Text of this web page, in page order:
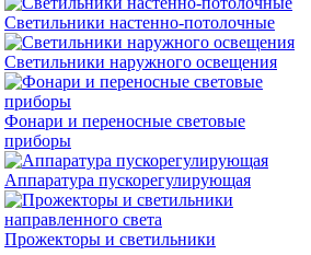
Светильники настенно-потолочные
Светильники наружного освещения
Фонари и переносные световые
приборы
Аппаратура пускорегулирующая
Прожекторы и светильники